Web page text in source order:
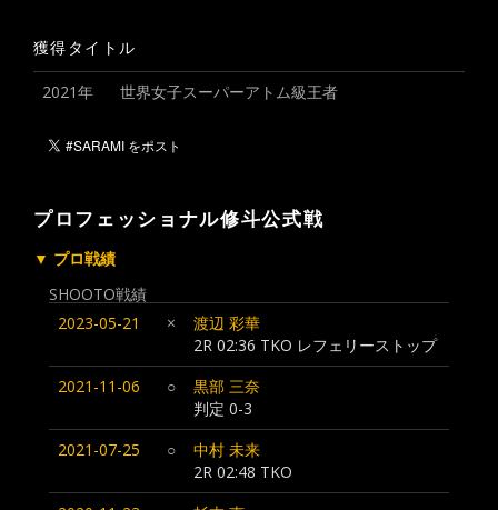
獲得タイトル
2021年 世界女子スーパーアトム級王者
プロフェッショナル修斗公式戦
▼ プロ戦績
SHOOTO戦績
2023-05-21
×
渡辺 彩華
2R 02:36 TKO レフェリーストップ
2021-11-06
○
黒部 三奈
判定 0-3
2021-07-25
○
中村 未来
2R 02:48 TKO